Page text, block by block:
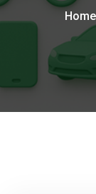
Home